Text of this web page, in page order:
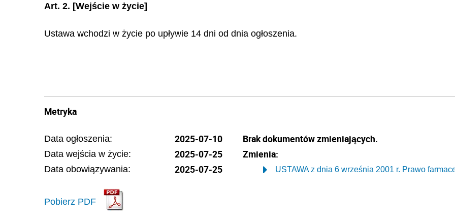
Art. 2. [Wejście w życie]
Ustawa wchodzi w życie po upływie 14 dni od dnia ogłoszenia.
Metryka
Data ogłoszenia: 2025-07-10
Data wejścia w życie: 2025-07-25
Data obowiązywania: 2025-07-25
Pobierz PDF
Brak dokumentów zmieniających.
Zmienia:
USTAWA z dnia 6 września 2001 r. Prawo